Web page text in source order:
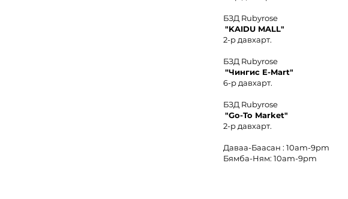
БЗД Rubyrose
"KAIDU MALL"
2-р давхарт.
БЗД Rubyrose
"Чингис E-Mart"
6-р давхарт.
БЗД Rubyrose
"Go-To Market"
2-р давхарт.
Даваа-Баасан : 10am-9pm
Бямба-Ням: 10am-9pm